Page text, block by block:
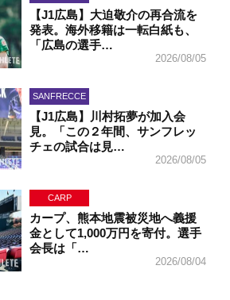
【J1広島】大迫敬介の再合流を
発表。海外移籍は一転白紙も、
「広島の選手…
2026/08/05
SANFRECCE
【J1広島】川村拓夢が加入会
見。「この２年間、サンフレッ
チェの試合は見…
2026/08/05
CARP
カープ、熊本地震被災地へ義援
金として1,000万円を寄付。選手
会長は「…
2026/08/04